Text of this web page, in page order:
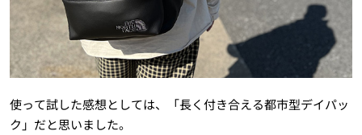
使って試した感想としては、「長く付き合える都市型デイパッ
ク」だと思いました。